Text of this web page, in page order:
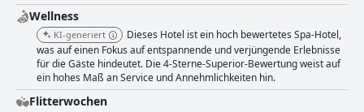
Wellness
KI-generiert
Dieses Hotel ist ein hoch bewertetes Spa-Hotel,
was auf einen Fokus auf entspannende und verjüngende Erlebnisse
für die Gäste hindeutet. Die 4-Sterne-Superior-Bewertung weist auf
ein hohes Maß an Service und Annehmlichkeiten hin.
Flitterwochen